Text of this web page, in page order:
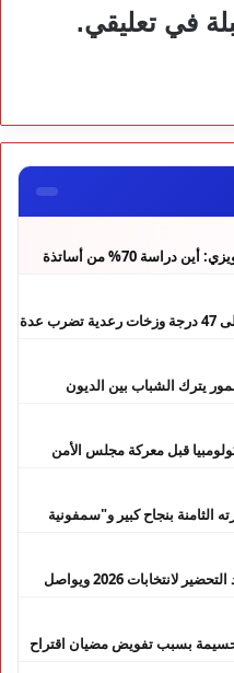
في تعليقي.
النقابة الوطنية للتعليم تُحرج التويزي: أين دراسة 70% من أساتذة
نشرة إنذارية.. موجة حر تصل إلى 47 درجة وزخات رعدية تضرب عدة
يترك الشباب بين الديون
قبل معركة مجلس الأمن
الثامنة بنجاح كبير و"سمفونية
لفتيت.. رجل الداخلية الذي يقود التحضير لانتخابات 2026 ويواصل
بسبب تفويض مضيان اقتراح